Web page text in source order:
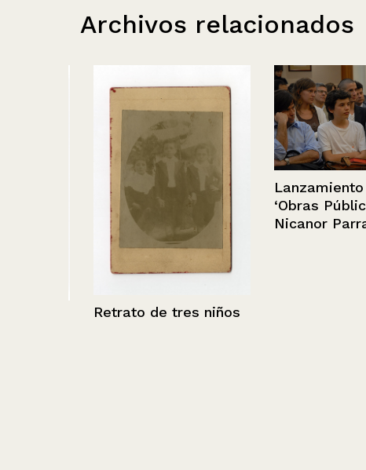
Archivos relacionados
Retrato de tres niños
Lanzamiento
‘Obras
Nicanor Parra